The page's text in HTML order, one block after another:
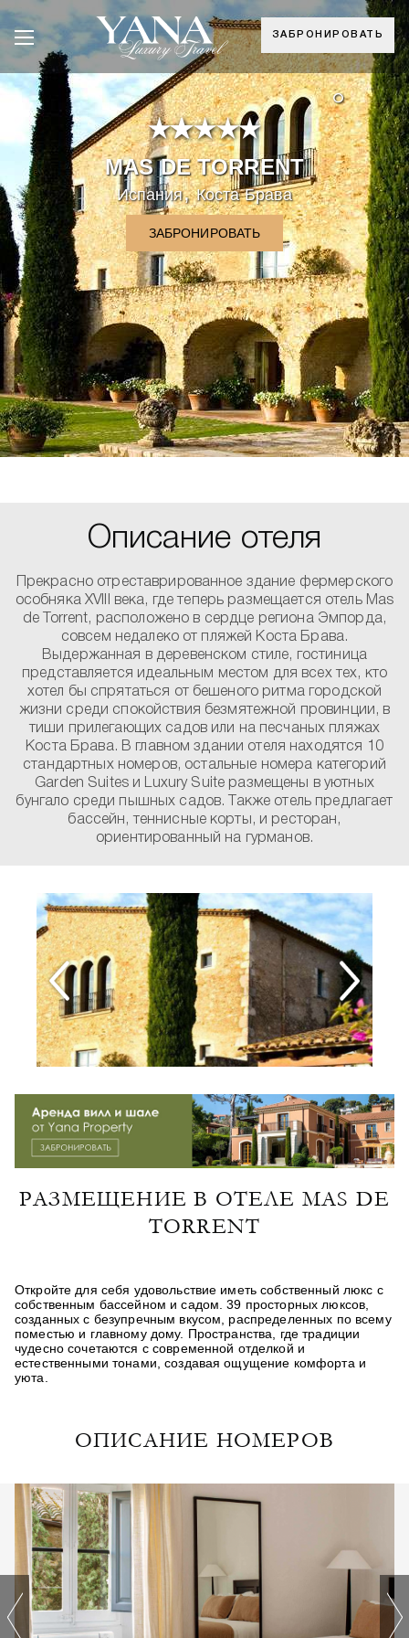
ЗАБРОНИРОВАТЬ
°
MAS DE TORRENT
Испания,Коста Брава
ЗАБРОНИРОВАТЬ
Описание отеля
Прекрасно отреставрированное здание фермерского
особняка XVIII века, где теперь размещается отель Mas
de Torrent, расположено в сердце региона Эмпорда,
совсем недалеко от пляжей Коста Брава.
Выдержанная в деревенском стиле, гостиница
представляется идеальным местом для всех тех, кто
хотел бы спрятаться от бешеного ритма городской
жизни среди спокойствия безмятежной провинции, в
тиши прилегающих садов или на песчаных пляжах
Коста Брава. В главном здании отеля находятся 10
стандартных номеров, остальные номера категорий
Garden Suites и Luxury Suite размещены в уютных
бунгало среди пышных садов. Также отель предлагает
бассейн, теннисные корты, и ресторан,
ориентированный на гурманов.
РАЗМЕЩЕНИЕ В ОТЕЛЕ MAS DE
TORRENT
Откройте для себя удовольствие иметь собственный люкс с
собственным бассейном и садом. 39 просторных люксов,
созданных с безупречным вкусом, распределенных по всему
поместью и главному дому. Пространства, где традиции
чудесно сочетаются с современной отделкой и
естественными тонами, создавая ощущение комфорта и
уюта.
ОПИСАНИЕ НОМЕРОВ